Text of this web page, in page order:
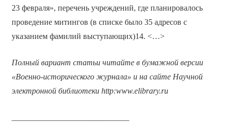
23 февраля», перечень учреждений, где планировалось
проведение митингов (в списке было 35 адресов с
указанием фамилий выступающих)14. <…>
Полный вариант статьи читайте в бумажной версии
«Военно-исторического журнала» и на сайте Научной
электронной библиотеки http:www.elibrary.ru